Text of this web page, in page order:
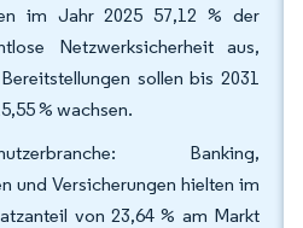
im Jahr 2025 57,12 % der
Netzwerksicherheit aus,
sollen bis 2031
% wachsen.
Banking,
und Versicherungen hielten im
von 23,64 % am Markt